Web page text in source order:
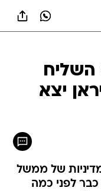
השליח
יצא
של ממשל
כבר לפני כמה